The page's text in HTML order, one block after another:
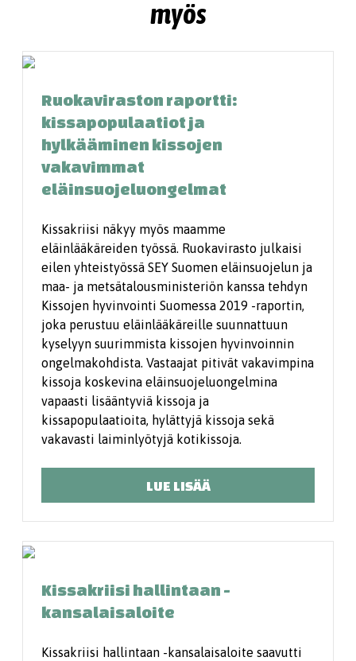
myös
Ruokaviraston raportti:
kissapopulaatiot ja
hylkääminen kissojen
vakavimmat
eläinsuojeluongelmat
Kissakriisi näkyy myös maamme
eläinlääkäreiden työssä. Ruokavirasto julkaisi
eilen yhteistyössä SEY Suomen eläinsuojelun ja
maa- ja metsätalousministeriön kanssa tehdyn
Kissojen hyvinvointi Suomessa 2019 -raportin,
joka perustuu eläinlääkäreille suunnattuun
kyselyyn suurimmista kissojen hyvinvoinnin
ongelmakohdista. Vastaajat pitivät vakavimpina
kissoja koskevina eläinsuojeluongelmina
vapaasti lisääntyviä kissoja ja
kissapopulaatioita, hylättyjä kissoja sekä
vakavasti laiminlyötyjä kotikissoja.
LUE LISÄÄ
Kissakriisi hallintaan -
kansalaisaloite
Kissakriisi hallintaan -kansalaisaloite saavutti